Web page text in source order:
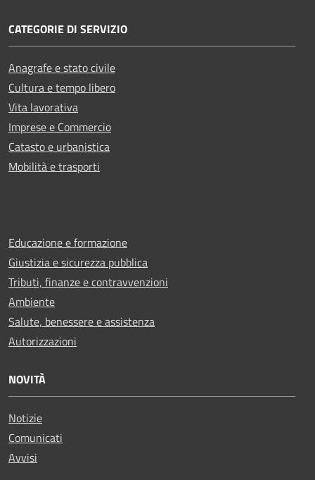
CATEGORIE DI SERVIZIO
Anagrafe e stato civile
Cultura e tempo libero
Vita lavorativa
Imprese e Commercio
Catasto e urbanistica
Mobilità e trasporti
Educazione e formazione
Giustizia e sicurezza pubblica
Tributi, finanze e contravvenzioni
Ambiente
Salute, benessere e assistenza
Autorizzazioni
NOVITÀ
Notizie
Comunicati
Avvisi